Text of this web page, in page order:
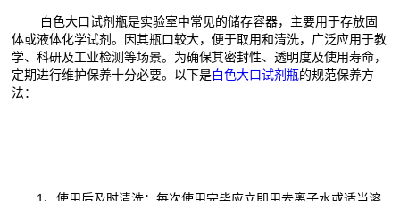
白色大口试剂瓶是实验室中常见的储存容器，主要用于存放固
体或液体化学试剂。因其瓶口较大，便于取用和清洗，广泛应用于教
学、科研及工业检测等场景。为确保其密封性、透明度及使用寿命，
定期进行维护保养十分必要。以下是白色大口试剂瓶的规范保养方
法：